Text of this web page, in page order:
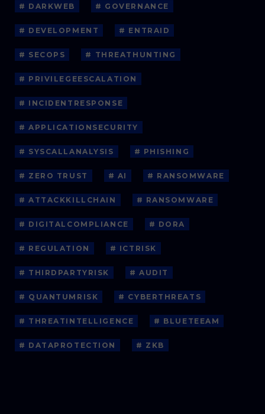
# DARKWEB # GOVERNANCE
# DEVELOPMENT # ENTRAID
# SECOPS # THREATHUNTING
# PRIVILEGEESCALATION
# INCIDENTRESPONSE
# APPLICATIONSECURITY
# SYSCALLANALYSIS # PHISHING
# ZERO TRUST # AI # RANSOMWARE
# ATTACKKILLCHAIN # RANSOMWARE
# DIGITALCOMPLIANCE # DORA
# REGULATION # ICTRISK
# THIRDPARTYRISK # AUDIT
# QUANTUMRISK # CYBERTHREATS
# THREATINTELLIGENCE # BLUETEEAM
# DATAPROTECTION # ZKB